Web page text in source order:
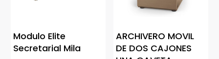
Modulo Elite
Secretarial Mila
ARCHIVERO MOVIL
DE DOS CAJONES